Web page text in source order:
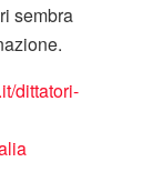
sembra
dittatori-